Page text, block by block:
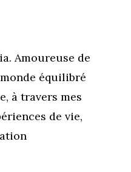
Amoureuse de
équilibré
à travers mes
de vie,